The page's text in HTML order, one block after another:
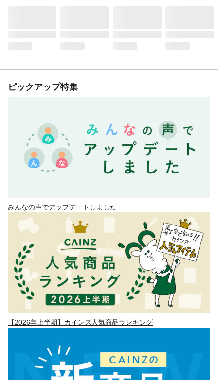
ピックアップ特集
みんなの声でアップデートしました
【2026年上半期】カインズ人気商品ランキング